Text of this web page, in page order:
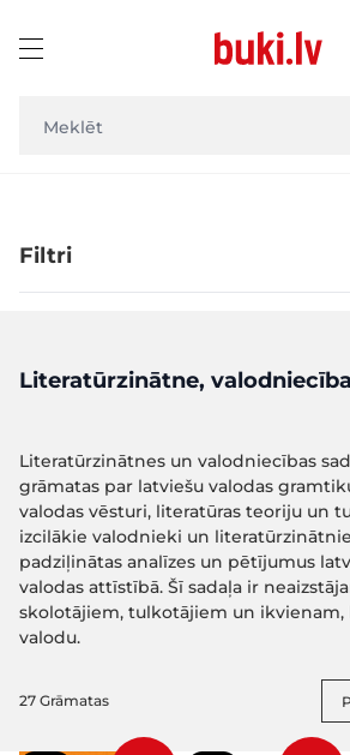
Filtri
Literatūrzinātne, valodniecība
Literatūrzinātnes un valodniecības
grāmatas par latviešu valodas
valodas vēsturi, literatūras teoriju un
izcilākie valodnieki un
padziļinātas analīzes un pētījumus
valodas attīstībā. Šī sadaļa ir
skolotājiem, tulkotājiem un ikvienam,
valodu.
27 Grāmatas